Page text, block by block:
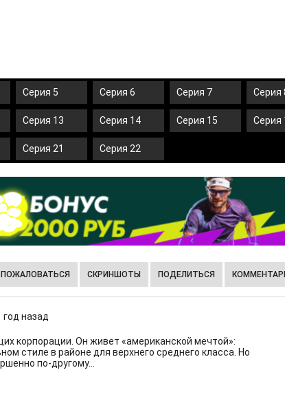
Серия 5 Серия 6 Серия 7 Серия
Серия 13 Серия 14 Серия 15 Серия
Серия 21 Серия 22
ПОЖАЛОВАТЬСЯ СКРИНШОТЫ ПОДЕЛИТЬСЯ
год назад
корпорации. Он живет «американской мечтой»:
стиле в районе для верхнего среднего класса. Но
по-другому…